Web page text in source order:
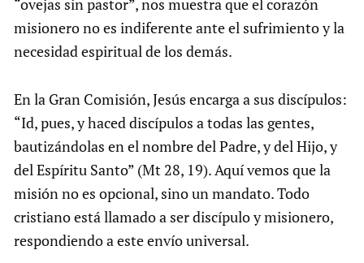
“ovejas sin pastor”, nos muestra que el corazón
misionero no es indiferente ante el sufrimiento y la
necesidad espiritual de los demás.
En la Gran Comisión, Jesús encarga a sus discípulos:
“Id, pues, y haced discípulos a todas las gentes,
bautizándolas en el nombre del Padre, y del Hijo, y
del Espíritu Santo” (Mt 28, 19). Aquí vemos que la
misión no es opcional, sino un mandato. Todo
cristiano está llamado a ser discípulo y misionero,
respondiendo a este envío universal.